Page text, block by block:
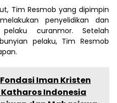
Tim Resmob yang dipimpin
penyelidikan dan
curanmor. Setelah
pelaku, Tim Resmob
Iman Kristen
Katharos Indonesia